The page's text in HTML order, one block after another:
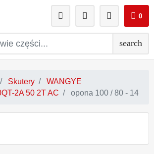
search
0
Skutery
WANGYE
2A 50 2T AC
opona 100 / 80 - 14